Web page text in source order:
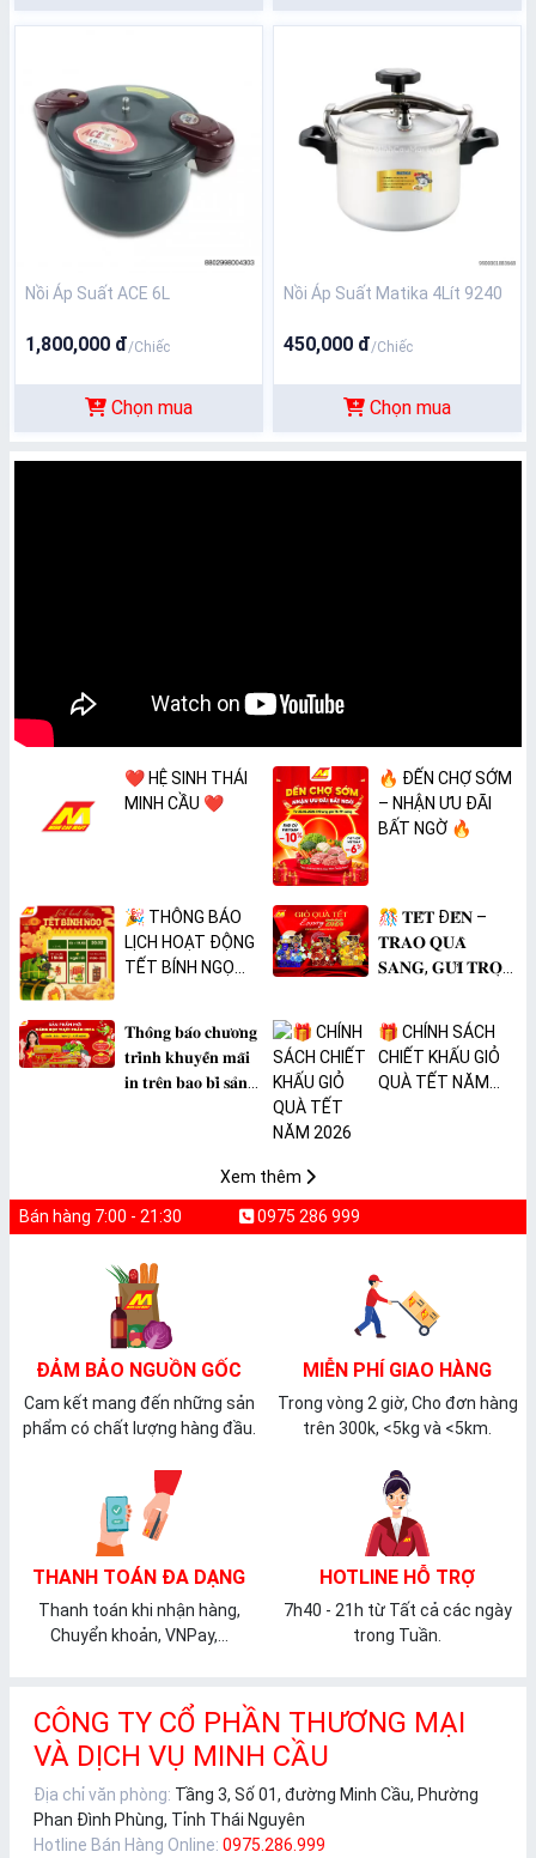
Nồi Áp Suất ACE 6L
1,800,000 đ/Chiếc
Chọn mua
Nồi Áp Suất Matika 4Lít 9240
450,000 đ/Chiếc
Chọn mua
❤️ HỆ SINH THÁI
MINH CẦU ❤️
🔥 ĐẾN CHỢ SỚM
– NHẬN ƯU ĐÃI
BẤT NGỜ 🔥
🎉 THÔNG BÁO
LỊCH HOẠT ĐỘNG
TẾT BÍNH NGỌ
🎊 𝐓𝐄̂́𝐓 Đ𝐄̂́𝐍 –
𝐓𝐑𝐀𝐎 𝐐𝐔𝐀̀
𝐒𝐀𝐍𝐆, 𝐆𝐔̛̉𝐈 𝐓𝐑𝐎̣𝐍
𝐓𝐡𝐨̂𝐧𝐠 𝐛𝐚́𝐨 𝐜𝐡𝐮̛𝐨̛𝐧𝐠
𝐭𝐫𝐢̀𝐧𝐡 𝐤𝐡𝐮𝐲𝐞̂́𝐧 𝐦𝐚̃𝐢
𝐢𝐧 𝐭𝐫𝐞̂𝐧 𝐛𝐚𝐨 𝐛𝐢̀ 𝐬𝐚̉𝐧
🎁 CHÍNH SÁCH
CHIẾT KHẤU GIỎ
QUÀ TẾT NĂM
Xem thêm
Bán hàng 7:00 - 21:30 0975 286 999
ĐẢM BẢO NGUỒN GỐC
Cam kết mang đến những sản
phẩm có chất lượng hàng đầu.
MIỄN PHÍ GIAO HÀNG
Trong vòng 2 giờ, Cho đơn hàng
trên 300k, <5kg và <5km.
THANH TOÁN ĐA DẠNG
Thanh toán khi nhận hàng,
Chuyển khoản, VNPay,...
HOTLINE HỖ TRỢ
7h40 - 21h từ Tất cả các ngày
trong Tuần.
CÔNG TY CỔ PHẦN THƯƠNG MẠI
VÀ DỊCH VỤ MINH CẦU
Địa chỉ văn phòng: Tầng 3, Số 01, đường Minh Cầu, Phường
Phan Đình Phùng, Tỉnh Thái Nguyên
Hotline Bán Hàng Online: 0975.286.999